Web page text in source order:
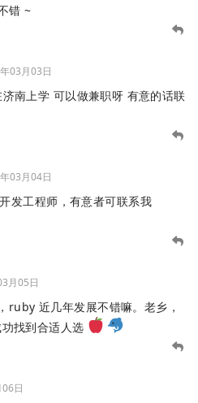
错 ~
03月03日
济南上学 可以做兼职呀 有意的话联
03月04日
发工程师，有意者可联系我
月05日
ruby 近几年发展不错嘛。老乡，
找到合适人选
日